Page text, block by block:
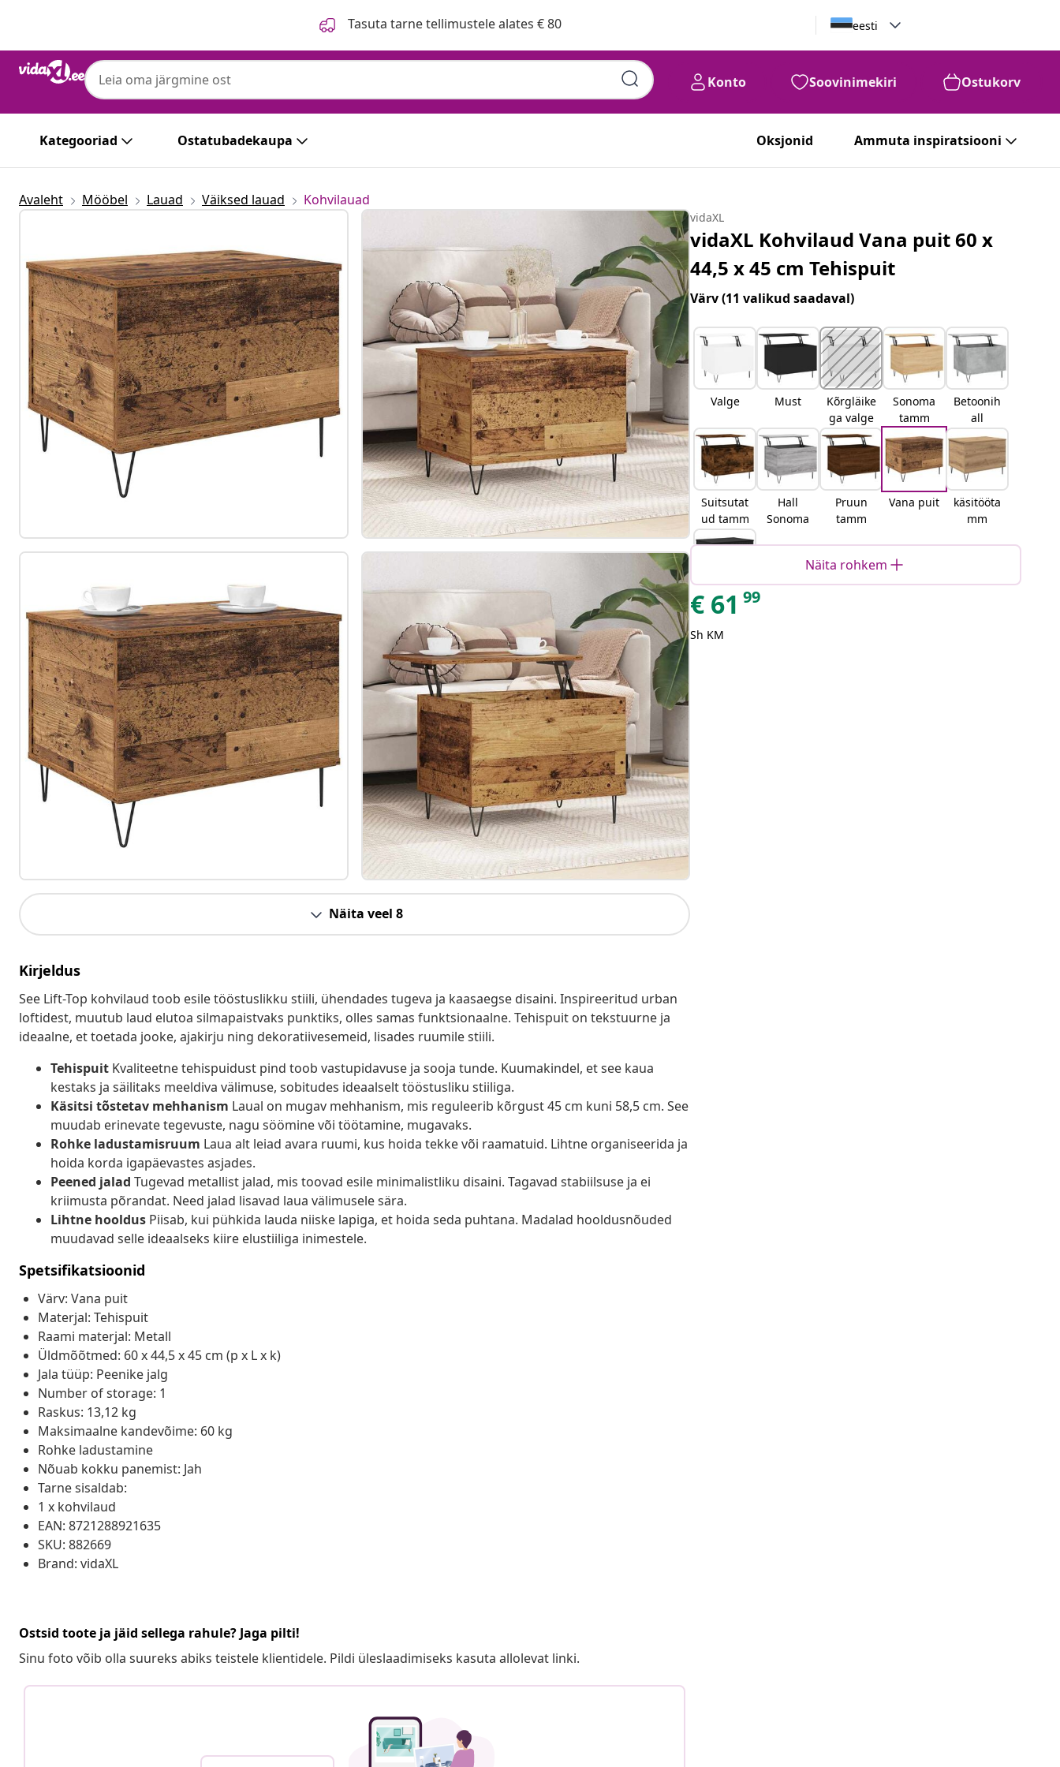
Tasuta tarne tellimustele alates € 80 eesti
Konto Soovinimekiri Ostukorv
Kategooriad Ostatubadekaupa Oksjonid Ammuta inspiratsiooni
Avaleht Mööbel Lauad Väiksed lauad Kohvilauad
Näita veel 8
Kirjeldus
See Lift-Top kohvilaud toob esile tööstuslikku stiili, ühendades tugeva ja kaasaegse disaini. Inspireeritud urban
loftidest, muutub laud elutoa silmapaistvaks punktiks, olles samas funktsionaalne. Tehispuit on tekstuurne ja
ideaalne, et toetada jooke, ajakirju ning dekoratiivesemeid, lisades ruumile stiili.
Tehispuit Kvaliteetne tehispuidust pind toob vastupidavuse ja sooja tunde. Kuumakindel, et see kaua
kestaks ja säilitaks meeldiva välimuse, sobitudes ideaalselt tööstusliku stiiliga.
Käsitsi tõstetav mehhanism Laual on mugav mehhanism, mis reguleerib kõrgust 45 cm kuni 58,5 cm. See
muudab erinevate tegevuste, nagu söömine või töötamine, mugavaks.
Rohke ladustamisruum Laua alt leiad avara ruumi, kus hoida tekke või raamatuid. Lihtne organiseerida ja
hoida korda igapäevastes asjades.
Peened jalad Tugevad metallist jalad, mis toovad esile minimalistliku disaini. Tagavad stabiilsuse ja ei
kriimusta põrandat. Need jalad lisavad laua välimusele sära.
Lihtne hooldus Piisab, kui pühkida lauda niiske lapiga, et hoida seda puhtana. Madalad hooldusnõuded
muudavad selle ideaalseks kiire elustiiliga inimestele.
Spetsifikatsioonid
Värv: Vana puit
Materjal: Tehispuit
Raami materjal: Metall
Üldmõõtmed: 60 x 44,5 x 45 cm (p x L x k)
Jala tüüp: Peenike jalg
Number of storage: 1
Raskus: 13,12 kg
Maksimaalne kandevõime: 60 kg
Rohke ladustamine
Nõuab kokku panemist: Jah
Tarne sisaldab:
1 x kohvilaud
EAN: 8721288921635
SKU: 882669
Brand: vidaXL
Ostsid toote ja jäid sellega rahule? Jaga pilti!
Sinu foto võib olla suureks abiks teistele klientidele. Pildi üleslaadimiseks kasuta allolevat linki.
vidaXL
vidaXL Kohvilaud Vana puit 60 x
44,5 x 45 cm Tehispuit
Värv(11 valikud saadaval)
Valge Must
Kõrgläike
ga valge
Sonoma
tamm
Betoonih
all
Suitsutat
ud tamm
Hall
Sonoma
Pruun
tamm
Vana puit
käsitööta
mm
Must
Näita rohkem
€ 61 99
Sh KM